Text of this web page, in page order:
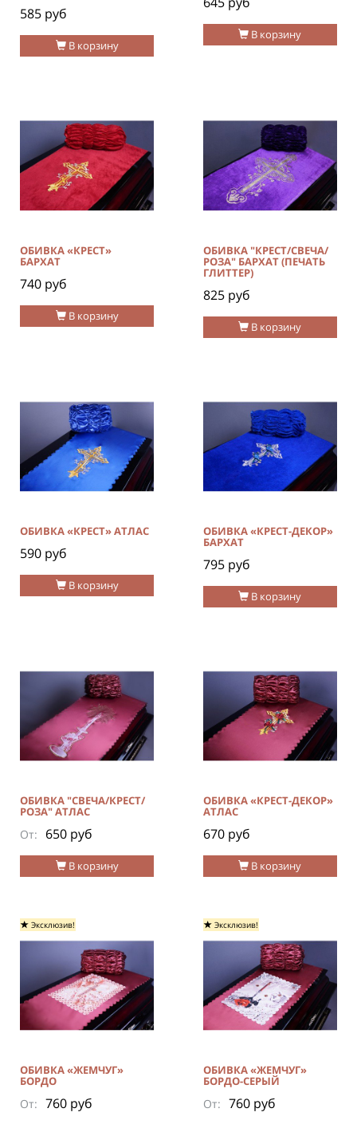
В корзину
585 руб
В корзину
В корзину
ОБИВКА «КРЕСТ»
БАРХАТ
740 руб
В корзину
ОБИВКА "КРЕСТ/СВЕЧА/
РОЗА" БАРХАТ (ПЕЧАТЬ
ГЛИТТЕР)
825 руб
В корзину
ОБИВКА «КРЕСТ» АТЛАС
590 руб
В корзину
ОБИВКА «КРЕСТ-ДЕКОР»
БАРХАТ
795 руб
В корзину
ОБИВКА "СВЕЧА/КРЕСТ/
РОЗА" АТЛАС
От: 650 руб
В корзину
ОБИВКА «КРЕСТ-ДЕКОР»
АТЛАС
670 руб
Эксклюзив!
ОБИВКА «ЖЕМЧУГ»
БОРДО
От: 760 руб
Эксклюзив!
ОБИВКА «ЖЕМЧУГ»
БОРДО-СЕРЫЙ
От: 760 руб